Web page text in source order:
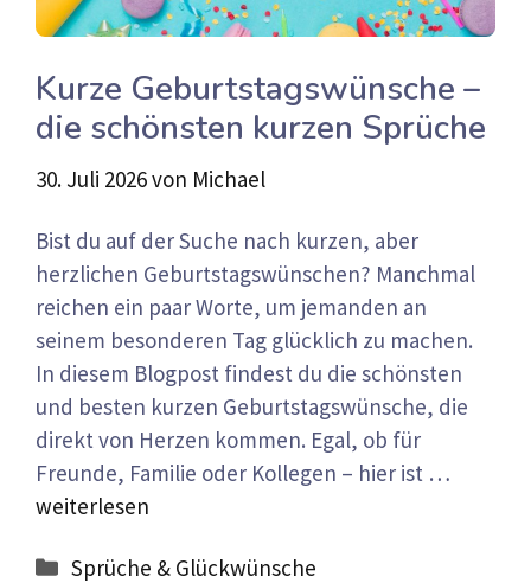
Kurze Geburtstagswünsche –
die schönsten kurzen Sprüche
30. Juli 2026von Michael
Bist du auf der Suche nach kurzen, aber
herzlichen Geburtstagswünschen? Manchmal
reichen ein paar Worte, um jemanden an
seinem besonderen Tag glücklich zu machen.
In diesem Blogpost findest du die schönsten
und besten kurzen Geburtstagswünsche, die
direkt von Herzen kommen. Egal, ob für
Freunde, Familie oder Kollegen – hier ist …
weiterlesen
Kategorien
Sprüche & Glückwünsche